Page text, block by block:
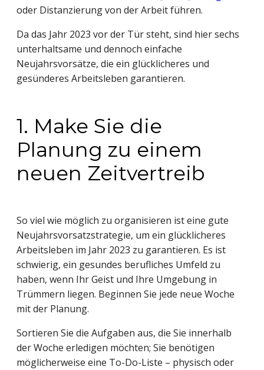
oder Distanzierung von der Arbeit führen.
Da das Jahr 2023 vor der Tür steht, sind hier sechs
unterhaltsame und dennoch einfache
Neujahrsvorsätze, die ein glücklicheres und
gesünderes Arbeitsleben garantieren.
1. Make Sie die
Planung zu einem
neuen Zeitvertreib
So viel wie möglich zu organisieren ist eine gute
Neujahrsvorsatzstrategie, um ein glücklicheres
Arbeitsleben im Jahr 2023 zu garantieren. Es ist
schwierig, ein gesundes berufliches Umfeld zu
haben, wenn Ihr Geist und Ihre Umgebung in
Trümmern liegen. Beginnen Sie jede neue Woche
mit der Planung.
Sortieren Sie die Aufgaben aus, die Sie innerhalb
der Woche erledigen möchten; Sie benötigen
möglicherweise eine To-Do-Liste – physisch oder